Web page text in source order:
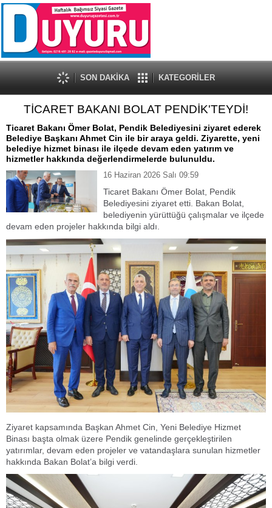
SON DAKİKA KATEGORİLER
TİCARET BAKANI BOLAT PENDİK'TEYDİ!
Ticaret Bakanı Ömer Bolat, Pendik Belediyesini ziyaret ederek
Belediye Başkanı Ahmet Cin ile bir araya geldi. Ziyarette, yeni
belediye hizmet binası ile ilçede devam eden yatırım ve
hizmetler hakkında değerlendirmelerde bulunuldu.
16 Haziran 2026 Salı 09:59
Ticaret Bakanı Ömer Bolat, Pendik
Belediyesini ziyaret etti. Bakan Bolat,
belediyenin yürüttüğü çalışmalar ve ilçede
devam eden projeler hakkında bilgi aldı.
Ziyaret kapsamında Başkan Ahmet Cin, Yeni Belediye Hizmet
Binası başta olmak üzere Pendik genelinde gerçekleştirilen
yatırımlar, devam eden projeler ve vatandaşlara sunulan hizmetler
hakkında Bakan Bolat’a bilgi verdi.